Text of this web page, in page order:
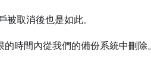
取消後也是如此。
時間內從我們的備份系統中刪除。